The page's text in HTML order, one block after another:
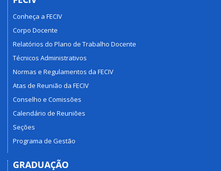
Conheça a FECIV
Corpo Docente
Relatórios do Plano de Trabalho Docente
Técnicos Administrativos
Normas e Regulamentos da FECIV
Atas de Reunião da FECIV
Conselho e Comissões
Calendário de Reuniões
Seções
Programa de Gestão
GRADUAÇÃO